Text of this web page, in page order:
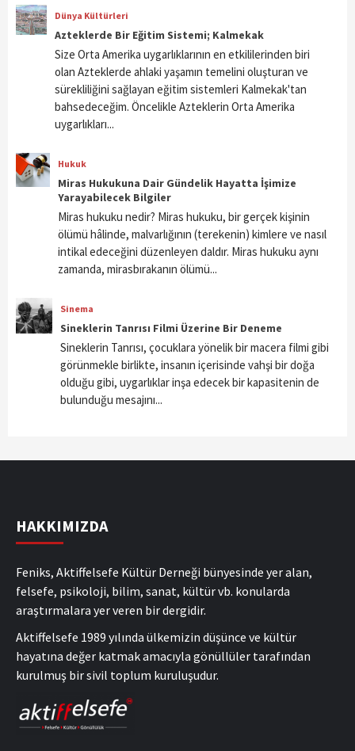
Dünya Kültürleri
Azteklerde Bir Eğitim Sistemi; Kalmekak
Size Orta Amerika uygarlıklarının en etkililerinden biri
olan Azteklerde ahlaki yaşamın temelini oluşturan ve
sürekliliğini sağlayan eğitim sistemleri Kalmekak'tan
bahsedeceğim. Öncelikle Azteklerin Orta Amerika
uygarlıkları...
Hukuk
Miras Hukukuna Dair Gündelik Hayatta İşimize
Yarayabilecek Bilgiler
Miras hukuku nedir? Miras hukuku, bir gerçek kişinin
ölümü hâlinde, malvarlığının (terekenin) kimlere ve nasıl
intikal edeceğini düzenleyen daldır. Miras hukuku aynı
zamanda, mirasbırakanın ölümü...
Sinema
Sineklerin Tanrısı Filmi Üzerine Bir Deneme
Sineklerin Tanrısı, çocuklara yönelik bir macera filmi gibi
görünmekle birlikte, insanın içerisinde vahşi bir doğa
olduğu gibi, uygarlıklar inşa edecek bir kapasitenin de
bulunduğu mesajını...
HAKKIMIZDA
Feniks, Aktiffelsefe Kültür Derneği bünyesinde yer alan,
felsefe, psikoloji, bilim, sanat, kültür vb. konularda
araştırmalara yer veren bir dergidir.
Aktiffelsefe 1989 yılında ülkemizin düşünce ve kültür
hayatına değer katmak amacıyla gönüllüler tarafından
kurulmuş bir sivil toplum kuruluşudur.